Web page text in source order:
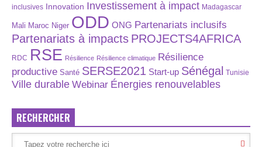
inclusives Innovation Investissement à impact Madagascar
Mali Maroc Niger ODD ONG Partenariats inclusifs
Partenariats à impacts PROJECTS4AFRICA
RDC RSE Résilience Résilience climatique Résilience
productive Santé SERSE2021 Start-up Sénégal Tunisie
Ville durable Webinar Énergies renouvelables
RECHERCHER